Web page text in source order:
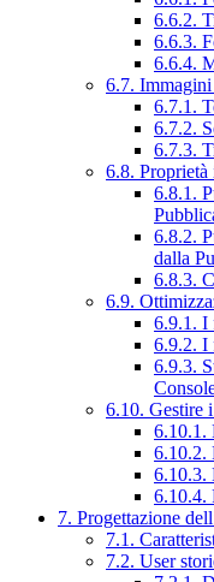
6.6.2.
6.6.3.
6.6.4.
6.7.
6.7.1.
6.7.2.
6.7.3.
6.8.
6.8.1.
6.8.2.
dalla
6.8.3.
6.9.
6.9.1. I
6.9.2. I
6.9.3.
6.10. Gestire
6.10.1.
6.10.2.
6.10.3.
6.10.4.
7. Progettazione
7.1.
7.2. User